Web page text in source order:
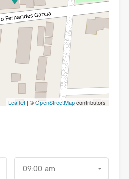
Leaflet | ©OpenStreetMapcontributors
09:00 am